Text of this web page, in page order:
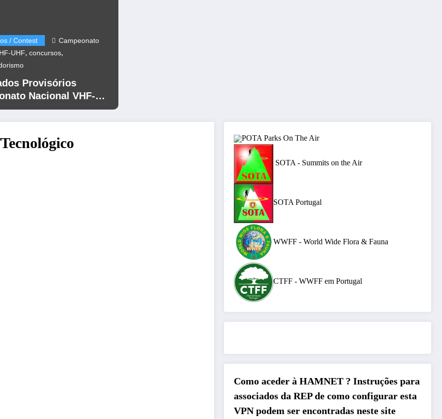
/ Contest
Campeonato
UHF, concursos,
Provisórios
Nacional VHF-
POTA Parks On The Air
SOTA - Summits on the Air
SOTA Portugal
WWFF - World Wide Flora & Fauna
CTFF - WWFF em Portugal
Como aceder à HAMNET ? Instruções para
associados da REP de como configurar esta
VPN podem ser encontradas neste site